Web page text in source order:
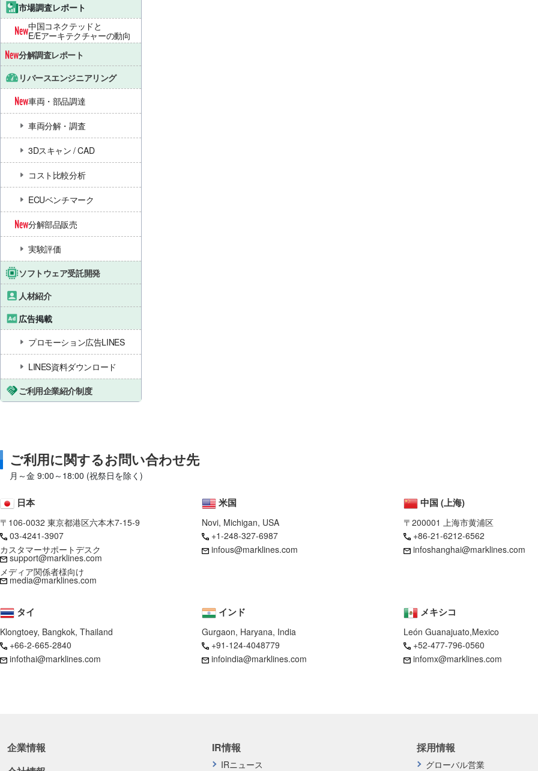
市場調査レポート
中国コネクテッドと
E/Eアーキテクチャーの動向
分解調査レポート
リバースエンジニアリング
車両・部品調達
車両分解・調査
3Dスキャン / CAD
コスト比較分析
ECUベンチマーク
分解部品販売
実験評価
ソフトウェア受託開発
人材紹介
広告掲載
プロモーション広告LINES
LINES資料ダウンロード
ご利用企業紹介制度
ご利用に関するお問い合わせ先
月～金 9:00～18:00 (祝祭日を除く)
日本
〒106-0032 東京都港区六本木7-15-9
03-4241-3907
カスタマーサポートデスク
support@marklines.com
メディア関係者様向け
media@marklines.com
米国
Novi, Michigan, USA
+1-248-327-6987
infous@marklines.com
メキシコ
León Guanajuato,Mexico
+52-477-796-0560
infomx@marklines.com
中国 (上海)
〒200001 上海市黄浦区
+86-21-6212-6562
infoshanghai@marklines.com
タイ
Klongtoey, Bangkok, Thailand
+66-2-665-2840
infothai@marklines.com
インド
Gurgaon, Haryana, India
+91-124-4048779
infoindia@marklines.com
企業情報 採用情報
グローバル営業
IR情報
IRニュース